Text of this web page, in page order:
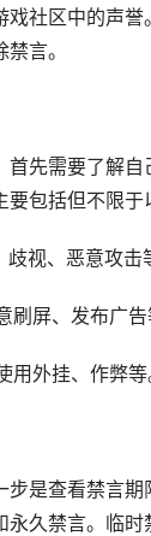
戏社区中的声誉
言。
先需要了解自
包括但不限于
视、恶意攻击
屏、发布广告
外挂、作弊等
步是查看禁言期
永久禁言。临时